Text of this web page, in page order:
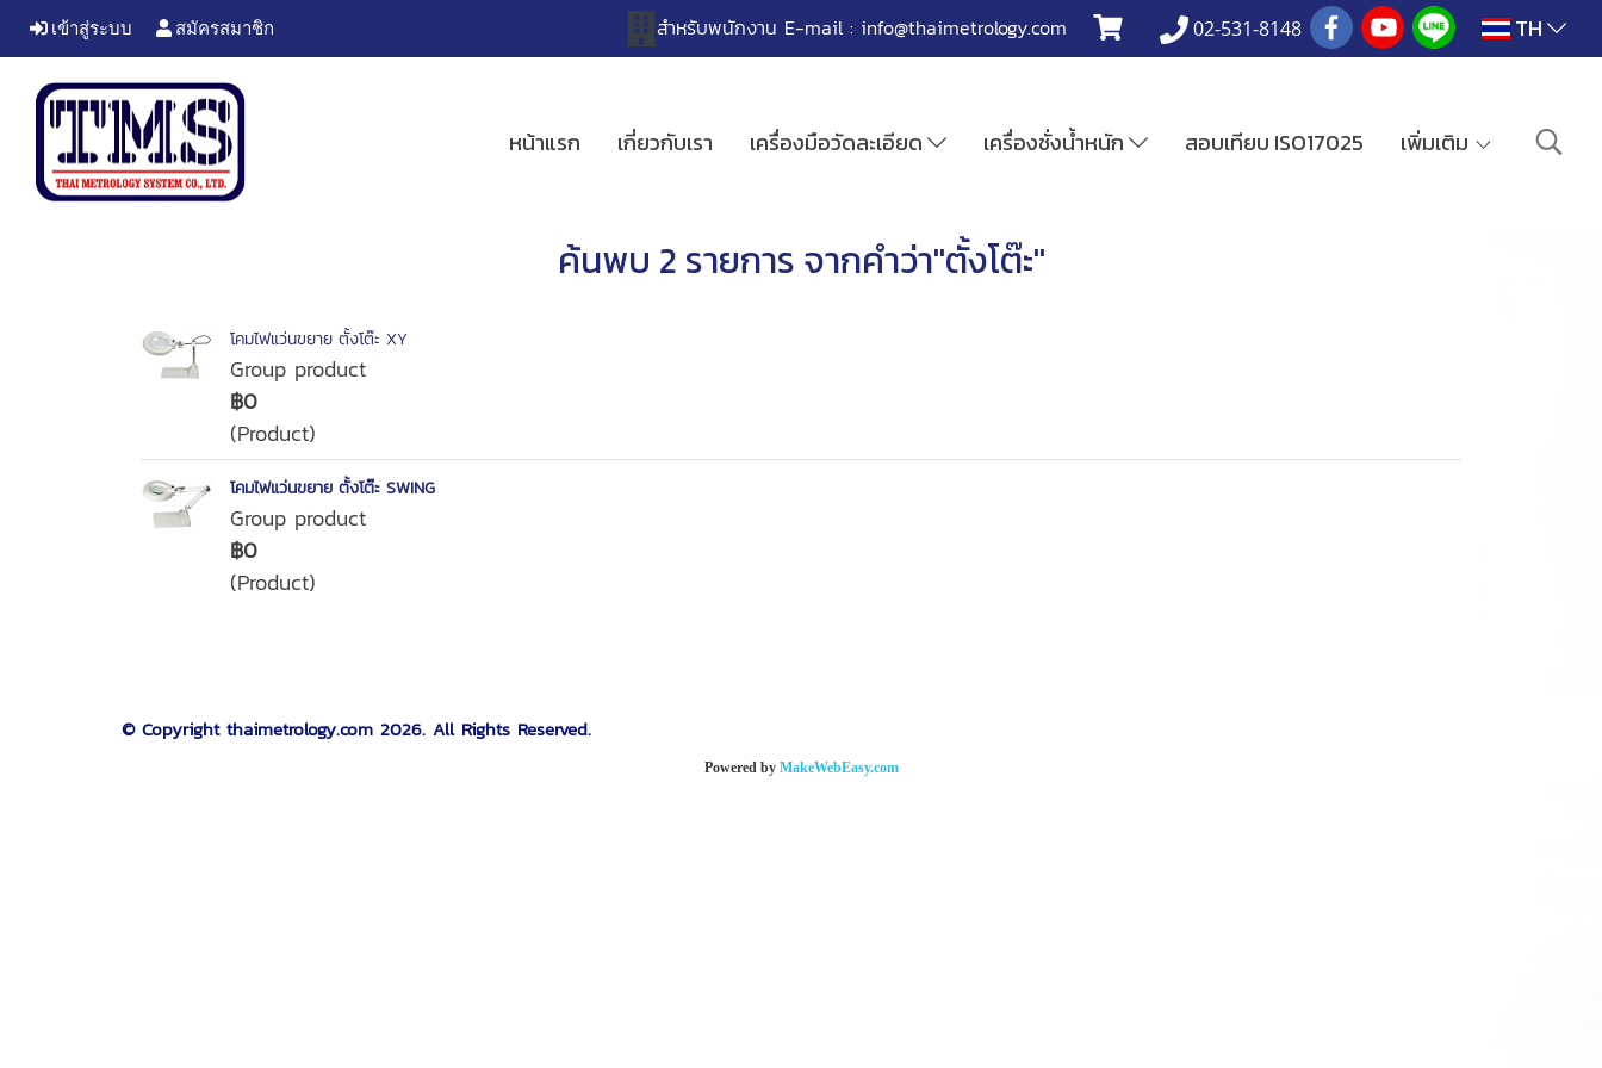
เข้าสู่ระบบ สมัครสมาชิก สำหรับพนักงาน E-mail : info@thaimetrology.com 02-531-8148 TH
หน้าแรก เกี่ยวกับเรา เครื่องมือวัดละเอียด เครื่องชั่งน้ำหนัก สอบเทียบ ISO17025 เพิ่มเติม
ค้นพบ 2 รายการ จากคำว่า"ตั้งโต๊ะ"
โคมไฟแว่นขยาย ตั้งโต๊ะ XY
Group product
฿0
(Product)
โคมไฟแว่นขยาย ตั้งโต๊ะ SWING
Group product
฿0
(Product)
© Copyright thaimetrology.com 2026. All Rights Reserved.
Powered by MakeWebEasy.com